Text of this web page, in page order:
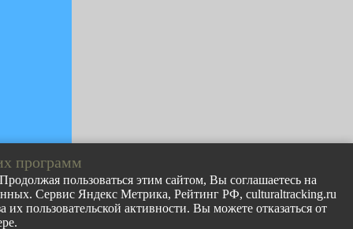
программ
пользоваться этим сайтом, Вы соглашаетесь на
Сервис Яндекс Метрика, Рейтинг РФ, culturaltracking.ru
пользовательской активности. Вы можете отказаться от
с сайта